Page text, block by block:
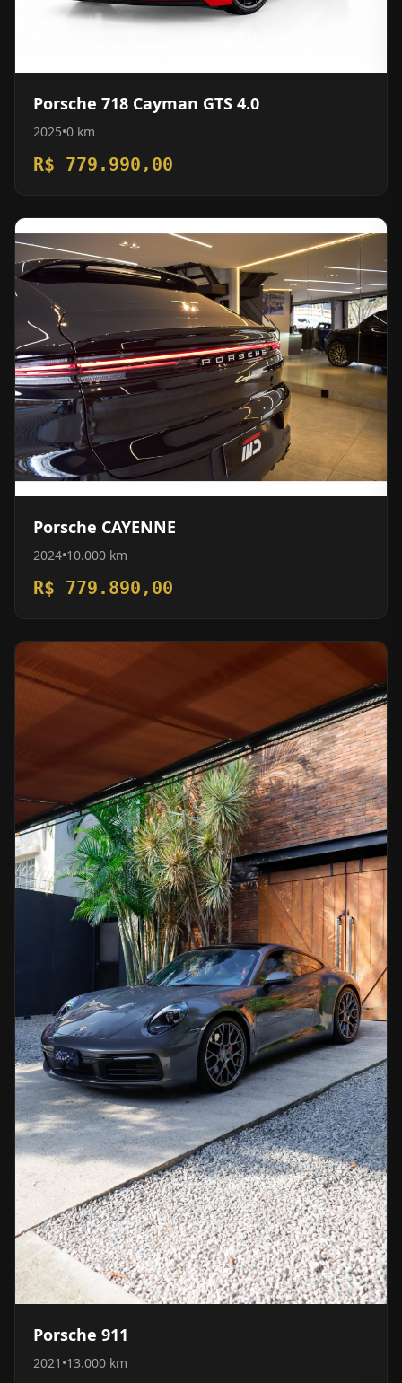
Porsche 718 Cayman GTS 4.0
2025•0 km
R$ 779.990,00
Porsche CAYENNE
2024•10.000 km
R$ 779.890,00
Porsche 911
2021 •13.000 km